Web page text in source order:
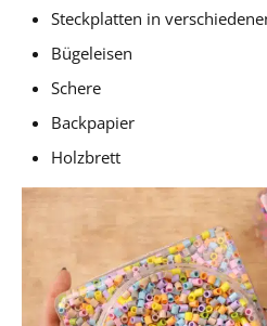
Steckplatten in
Bügeleisen
Schere
Backpapier
Holzbrett